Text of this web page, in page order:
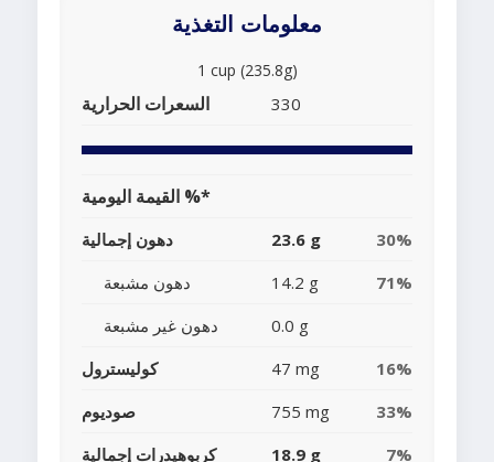
معلومات التغذية
1 cup (235.8g)
السعرات الحرارية 330
القيمة اليومية %*
دهون إجمالية 23.6 g
30%
دهون مشبعة
14.2 g
71%
دهون غير مشبعة
0.0 g
كوليسترول
47 mg
16%
صوديوم
755 mg
33%
كربوهيدرات إجمالية
18.9 g 7%